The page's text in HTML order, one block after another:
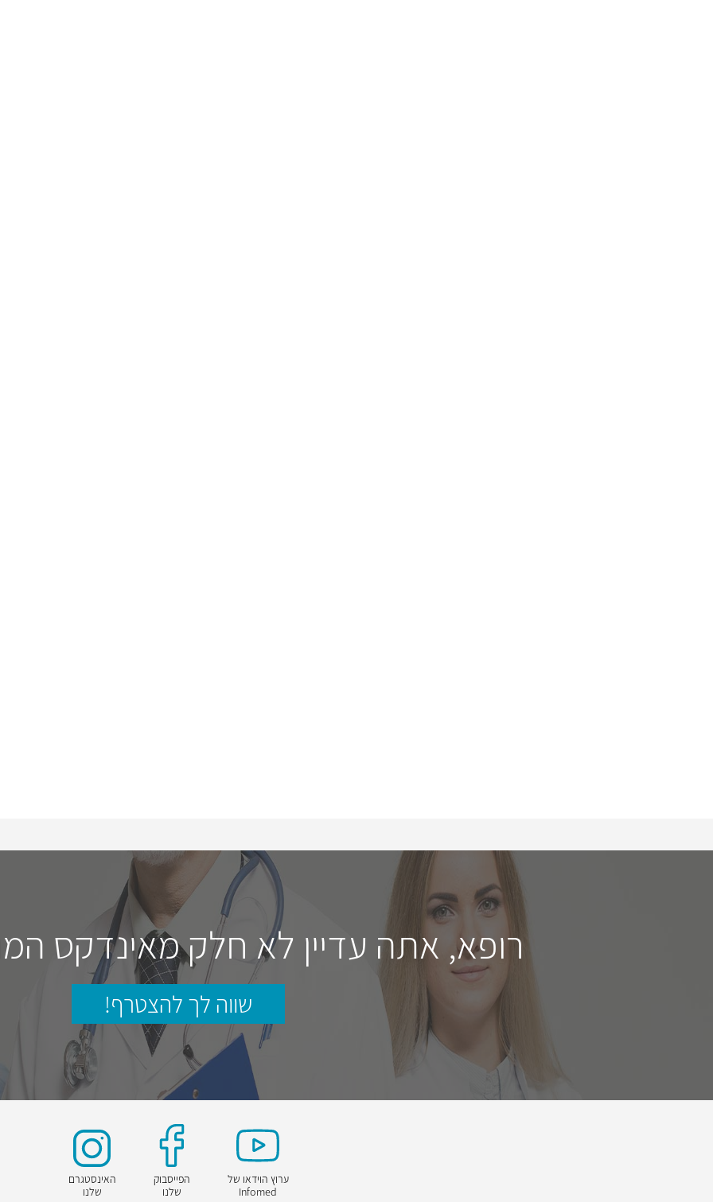
האחרון כאבי תופת
לחזור לחיות. ד"ר
רופא, אתה עדיין לא חלק מאינדקס
שווה לך להצטרף!
ערוץ הוידאו של
Infomed
הפייסבוק
שלנו
האינסטגרם
שלנו